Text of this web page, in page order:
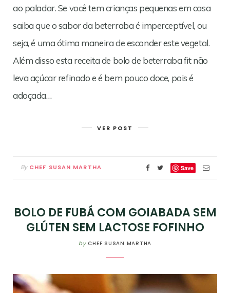
ao paladar. Se você tem crianças pequenas em casa
saiba que o sabor da beterraba é imperceptível, ou
seja, é uma ótima maneira de esconder este vegetal.
Além disso esta receita de bolo de beterraba fit não
leva açúcar refinado e é bem pouco doce, pois é
adoçada…
VER POST
By CHEF SUSAN MARTHA Save
BOLO DE FUBÁ COM GOIABADA SEM
GLÚTEN SEM LACTOSE FOFINHO
by CHEF SUSAN MARTHA